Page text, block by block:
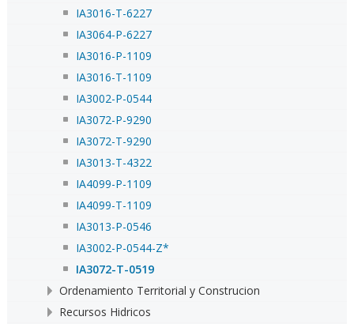
IA3016-T-6227
IA3064-P-6227
IA3016-P-1109
IA3016-T-1109
IA3002-P-0544
IA3072-P-9290
IA3072-T-9290
IA3013-T-4322
IA4099-P-1109
IA4099-T-1109
IA3013-P-0546
IA3002-P-0544-Z*
IA3072-T-0519
Ordenamiento Territorial y Construcion
Recursos Hidricos